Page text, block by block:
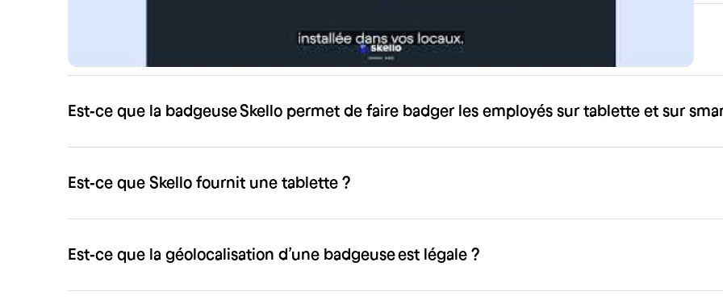
Est ce que la mise en place d’une badgeuse est obligatoire ?
Est‑ce que la badgeuse Skello permet de faire badger les employés sur tablette et sur
Est‑ce que Skello fournit une tablette ?
Est‑ce que la géolocalisation d’une badgeuse est légale ?